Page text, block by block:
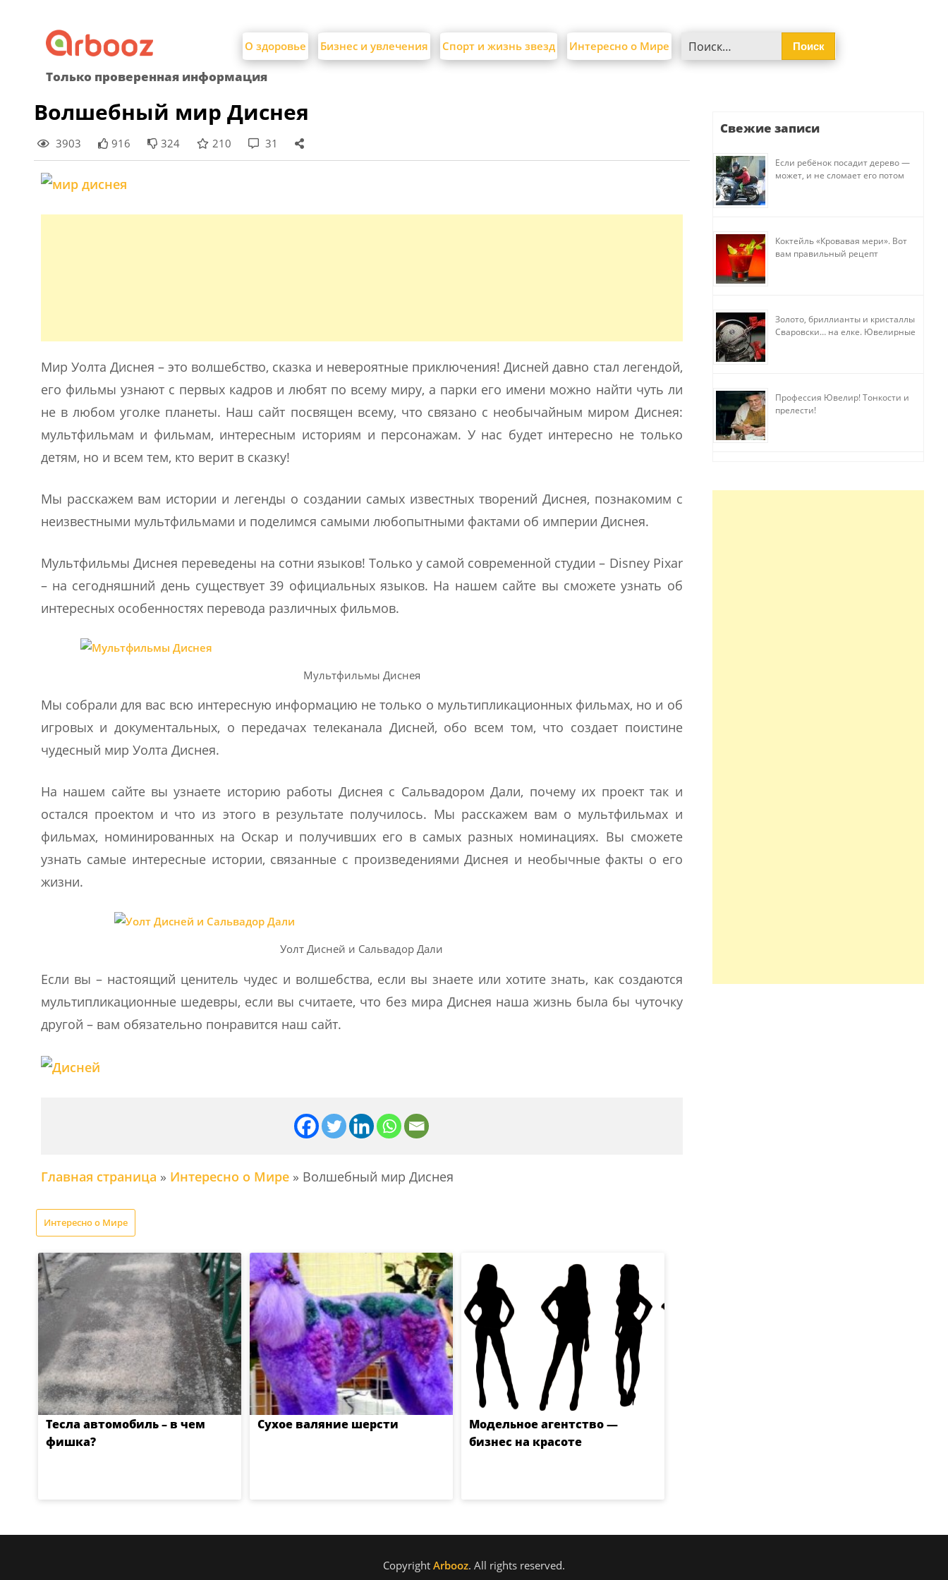
content
О здоровье Бизнес и увлечения Спорт и жизнь звезд Интересно о Мире
Только проверенная информация
Волшебный мир Диснея
3903 916 324 210 31
Мир Уолта Диснея – это волшебство, сказка и невероятные приключения! Дисней давно стал легендой,
его фильмы узнают с первых кадров и любят по всему миру, а парки его имени можно найти чуть ли
не в любом уголке планеты. Наш сайт посвящен всему, что связано с необычайным миром Диснея:
мультфильмам и фильмам, интересным историям и персонажам. У нас будет интересно не только
детям, но и всем тем, кто верит в сказку!
Мы расскажем вам истории и легенды о создании самых известных творений Диснея, познакомим с
неизвестными мультфильмами и поделимся самыми любопытными фактами об империи Диснея.
Мультфильмы Диснея переведены на сотни языков! Только у самой современной студии – Disney Pixar
– на сегодняшний день существует 39 официальных языков. На нашем сайте вы сможете узнать об
интересных особенностях перевода различных фильмов.
Мультфильмы Диснея
Мы собрали для вас всю интересную информацию не только о мультипликационных фильмах, но и об
игровых и документальных, о передачах телеканала Дисней, обо всем том, что создает поистине
чудесный мир Уолта Диснея.
На нашем сайте вы узнаете историю работы Диснея с Сальвадором Дали, почему их проект так и
остался проектом и что из этого в результате получилось. Мы расскажем вам о мультфильмах и
фильмах, номинированных на Оскар и получивших его в самых разных номинациях. Вы сможете
узнать самые интересные истории, связанные с произведениями Диснея и необычные факты о его
жизни.
Уолт Дисней и Сальвадор Дали
Если вы – настоящий ценитель чудес и волшебства, если вы знаете или хотите знать, как создаются
мультипликационные шедевры, если вы считаете, что без мира Диснея наша жизнь была бы чуточку
другой – вам обязательно понравится наш сайт.
Главная страница » Интересно о Мире» Волшебный мир Диснея
Интересно о Мире
Тесла автомобиль – в чем
фишка?
Сухое валяние шерсти
Модельное агентство —
бизнес на красоте
Свежие записи
Если ребёнок посадит дерево —
может, и не сломает его потом
Коктейль «Кровавая мери». Вот
вам правильный рецепт
Золото, бриллианты и кристаллы
Сваровски… на елке. Ювелирные
Профессия Ювелир! Тонкости и
прелести!
Copyright Arbooz. All rights reserved.